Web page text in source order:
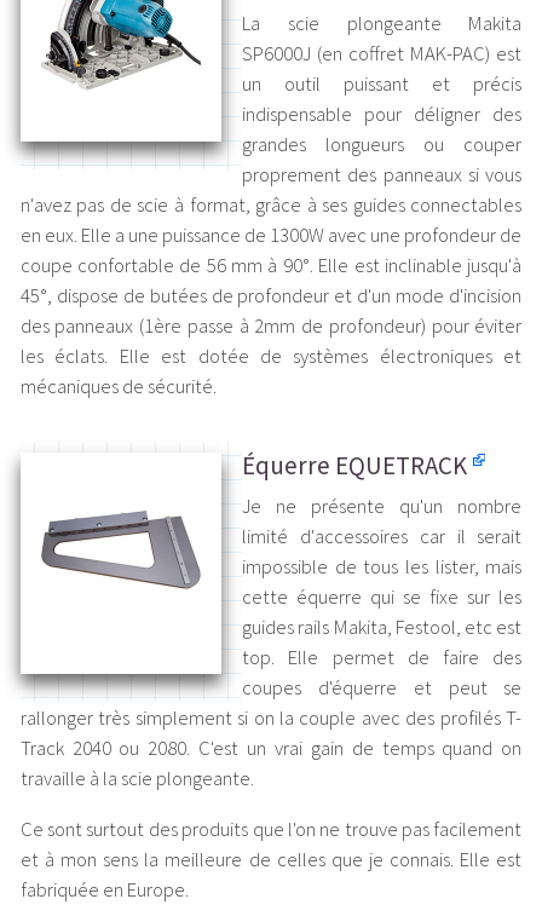
La scie plongeante Makita
SP6000J (en coffret MAK-PAC) est
un outil puissant et précis
indispensable pour déligner des
grandes longueurs ou couper
proprement des panneaux si vous
n'avez pas de scie à format, grâce à ses guides connectables
en eux. Elle a une puissance de 1300W avec une profondeur de
coupe confortable de 56 mm à 90°. Elle est inclinable jusqu'à
45°, dispose de butées de profondeur et d'un mode d'incision
des panneaux (1ère passe à 2mm de profondeur) pour éviter
les éclats. Elle est dotée de systèmes électroniques et
mécaniques de sécurité.
Équerre EQUETRACK
Je ne présente qu'un nombre
limité d'accessoires car il serait
impossible de tous les lister, mais
cette équerre qui se fixe sur les
guides rails Makita, Festool, etc est
top. Elle permet de faire des
coupes d'équerre et peut se
rallonger très simplement si on la couple avec des profilés T-
Track 2040 ou 2080. C'est un vrai gain de temps quand on
travaille à la scie plongeante.
Ce sont surtout des produits que l'on ne trouve pas facilement
et à mon sens la meilleure de celles que je connais. Elle est
fabriquée en Europe.